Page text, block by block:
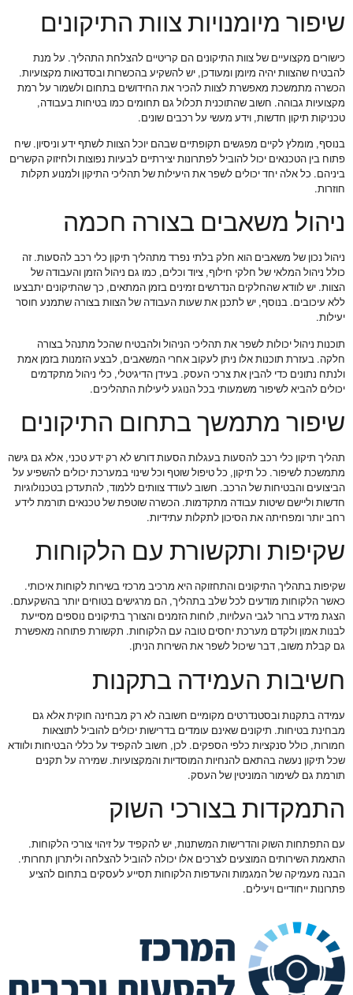
שיפור מיומנויות צוות התיקונים
כישורים מקצועיים של צוות התיקונים הם קריטיים להצלחת התהליך. על מנת
להבטיח שהצוות יהיה מיומן ומעודכן, יש להשקיע בהכשרות ובסדנאות מקצועיות.
הכשרה מתמשכת מאפשרת לצוות להכיר את החידושים בתחום ולשמור על רמת
מקצועיות גבוהה. חשוב שהתוכנית תכלול גם תחומים כמו בטיחות בעבודה,
טכניקות תיקון חדשות, וידע מעשי על רכבים שונים.
בנוסף, מומלץ לקיים מפגשים תקופתיים שבהם יוכל הצוות לשתף ידע וניסיון. שיח
פתוח בין הטכנאים יכול להוביל לפתרונות יצירתיים לבעיות נפוצות ולחיזוק הקשרים
ביניהם. כל אלה יחד יכולים לשפר את היעילות של תהליכי התיקון ולמנוע תקלות
חוזרות.
ניהול משאבים בצורה חכמה
ניהול נכון של משאבים הוא חלק בלתי נפרד מתהליך תיקון כלי רכב להסעות. זה
כולל ניהול המלאי של חלקי חילוף, ציוד וכלים, כמו גם ניהול הזמן והעבודה של
הצוות. יש לוודא שהחלקים הנדרשים זמינים בזמן המתאים, כך שהתיקונים יתבצעו
ללא עיכובים. בנוסף, יש לתכנן את שעות העבודה של הצוות בצורה שתמנע חוסר
יעילות.
תוכנות ניהול יכולות לשפר את תהליכי הניהול ולהבטיח שהכל מתנהל בצורה
חלקה. בעזרת תוכנות אלו ניתן לעקוב אחרי המשאבים, לבצע הזמנות בזמן אמת
ולנתח נתונים כדי להבין את צרכי העסק. בעידן הדיגיטלי, כלי ניהול מתקדמים
יכולים להביא לשיפור משמעותי בכל הנוגע ליעילות התהליכים.
שיפור מתמשך בתחום התיקונים
תהליך תיקון כלי רכב להסעות בעגלות הסעות דורש לא רק ידע טכני, אלא גם גישה
מתמשכת לשיפור. כל תיקון, כל טיפול שוטף וכל שינוי במערכת יכולים להשפיע על
הביצועים והבטיחות של הרכב. חשוב לעודד צוותים ללמוד, להתעדכן בטכנולוגיות
חדשות וליישם שיטות עבודה מתקדמות. הכשרה שוטפת של טכנאים תורמת לידע
רחב יותר ומפחיתה את הסיכון לתקלות עתידיות.
שקיפות ותקשורת עם הלקוחות
שקיפות בתהליך התיקונים והתחזוקה היא מרכיב מרכזי בשירות לקוחות איכותי.
כאשר הלקוחות מודעים לכל שלב בתהליך, הם מרגישים בטוחים יותר בהשקעתם.
הצגת מידע ברור לגבי העלויות, לוחות הזמנים והצורך בתיקונים נוספים מסייעת
לבנות אמון ולקדם מערכת יחסים טובה עם הלקוחות. תקשורת פתוחה מאפשרת
גם קבלת משוב, דבר שיכול לשפר את השירות הניתן.
חשיבות העמידה בתקנות
עמידה בתקנות ובסטנדרטים מקומיים חשובה לא רק מבחינה חוקית אלא גם
מבחינת בטיחות. תיקונים שאינם עומדים בדרישות יכולים להוביל לתוצאות
חמורות, כולל סנקציות כלפי הספקים. לכן, חשוב להקפיד על כללי הבטיחות ולוודא
שכל תיקון נעשה בהתאם להנחיות המוסדיות והמקצועיות. שמירה על תקנים
תורמת גם לשימור המוניטין של העסק.
התמקדות בצורכי השוק
עם התפתחות השוק והדרישות המשתנות, יש להקפיד על זיהוי צורכי הלקוחות.
התאמת השירותים המוצעים לצרכים אלו יכולה להוביל להצלחה וליתרון תחרותי.
הבנה מעמיקה של המגמות והעדפות הלקוחות תסייע לעסקים בתחום להציע
פתרונות ייחודיים ויעילים.